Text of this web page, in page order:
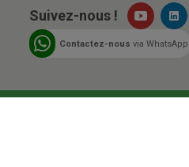
Suivez-nous !
Contactez-nous via WhatsApp